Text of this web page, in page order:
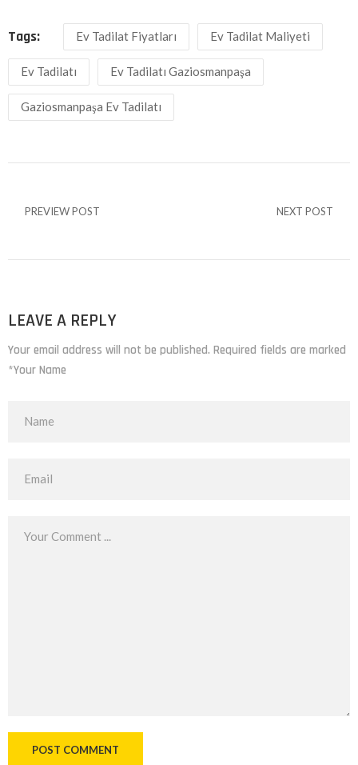
Tags: Ev Tadilat Fiyatları Ev Tadilat Maliyeti
Ev Tadilatı Ev Tadilatı Gaziosmanpaşa
Gaziosmanpaşa Ev Tadilatı
PREVIEW POST NEXT POST
LEAVE A REPLY
Your email address will not be published. Required fields are marked
*Your Name